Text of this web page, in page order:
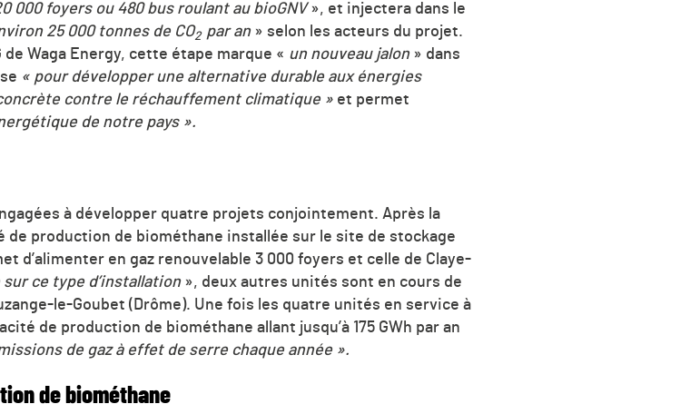
000 foyers ou 480 bus roulant au bioGNV», et injectera dans le
25 000 tonnes de CO2 par an » selon les acteurs du projet.
Waga Energy, cette étape marque « un nouveau jalon » dans
« pour développer une alternative durable aux énergies
contre le réchauffement climatique » et permet
de notre pays ».
à développer quatre projets conjointement. Après la
de production de biométhane installée sur le site de stockage
d’alimenter en gaz renouvelable 3 000 foyers et celle de Claye-
ce type d’installation », deux autres unités sont en cours de
le-Goubet (Drôme). Une fois les quatre unités en service à
de production de biométhane allant jusqu’à 175 GWh par an
de gaz à effet de serre chaque année ».
de biométhane